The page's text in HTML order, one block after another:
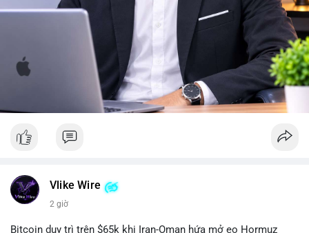
Vlike Wire
2 giờ
Bitcoin duy trì trên $65k khi Iran-Oman hứa mở eo Hormuz